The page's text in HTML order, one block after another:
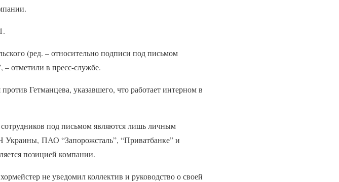
(ред. – относительно подписи под письмом
отметили в пресс-службе.
Гетманцева, указавшего, что работает интерном в
под письмом являются лишь личным
ПАО “Запорожсталь”, “Приватбанке” и
позицией компании.
не уведомил коллектив и руководство о своей